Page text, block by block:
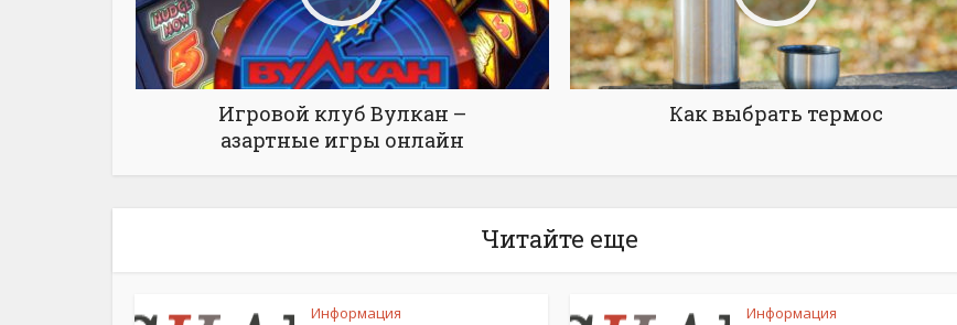
Игровой клуб Вулкан –
азартные игры онлайн
Как выбрать термос
Читайте еще
Информация Информация